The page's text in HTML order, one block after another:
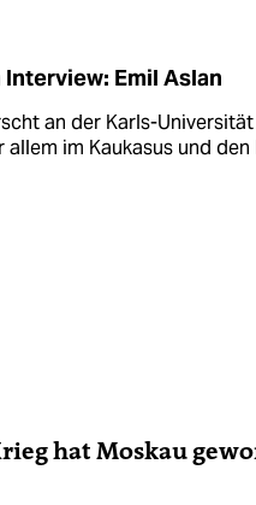
Interview: Emil Aslan
an der Karls-
allem im Kaukasus und
hat Moskau